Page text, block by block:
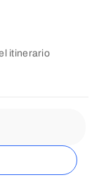
itinerario